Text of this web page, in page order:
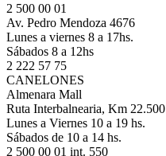
2 500 00 01
Av. Pedro Mendoza 4676
Lunes a viernes 8 a 17hs.
Sábados 8 a 12hs
2 222 57 75
CANELONES
Almenara Mall
Ruta Interbalnearia, Km 22.500
Lunes a Viernes 10 a 19 hs.
Sábados de 10 a 14 hs.
2 500 00 01 int. 550